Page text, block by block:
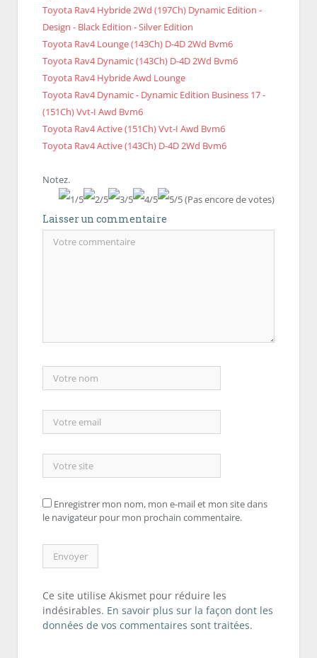
Toyota Rav4 Hybride 2Wd (197Ch) Dynamic Edition -
Design - Black Edition - Silver Edition
Toyota Rav4 Lounge (143Ch) D-4D 2Wd Bvm6
Toyota Rav4 Dynamic (143Ch) D-4D 2Wd Bvm6
Toyota Rav4 Hybride Awd Lounge
Toyota Rav4 Dynamic - Dynamic Edition Business 17 -
(151Ch) Vvt-I Awd Bvm6
Toyota Rav4 Active (151Ch) Vvt-I Awd Bvm6
Toyota Rav4 Active (143Ch) D-4D 2Wd Bvm6
Notez.
(Pas encore de votes)
Laisser un commentaire
Enregistrer mon nom, mon e-mail et mon site dans
le navigateur pour mon prochain commentaire.
Ce site utilise Akismet pour réduire les
indésirables. En savoir plus sur la façon dont les
données de vos commentaires sont traitées.